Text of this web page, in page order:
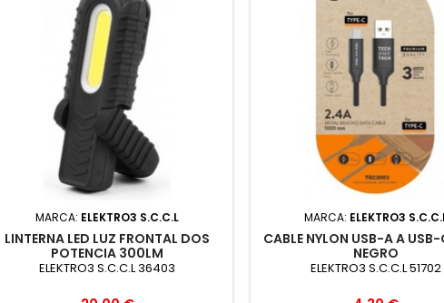
MARCA: ELEKTRO3 S.C.C.L
LINTERNA LED LUZ FRONTAL DOS
POTENCIA 300LM
ELEKTRO3 S.C.C.L 36403
MARCA: ELEKTRO3
CABLE NYLON USB-A A USB-
NEGRO
ELEKTRO3 S.C.C.L 51702